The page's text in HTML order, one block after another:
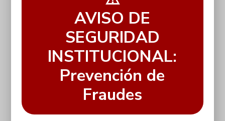
AVISO DE
SEGURIDAD
INSTITUCIONAL:
Prevención de
Fraudes